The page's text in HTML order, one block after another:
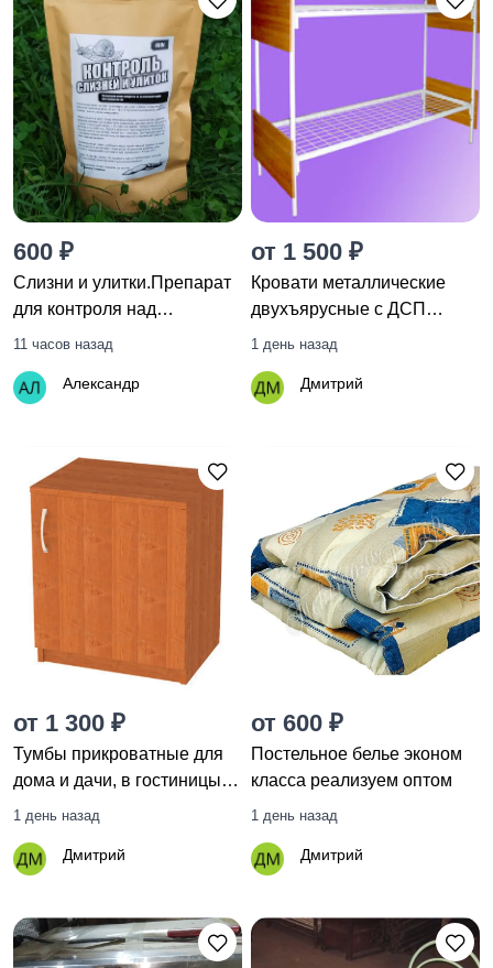
600 ₽
Слизни и улитки.Препарат
для контроля над
моллюсками
11 часов назад
Александр
от 1 500 ₽
Кровати металлические
двухъярусные с ДСП
спинками
1 день назад
Дмитрий
от 1 300 ₽
Тумбы прикроватные для
дома и дачи, в гостиницы,
хостелы, лагеря, больницы
1 день назад
Дмитрий
от 600 ₽
Постельное белье эконом
класса реализуем оптом
1 день назад
Дмитрий